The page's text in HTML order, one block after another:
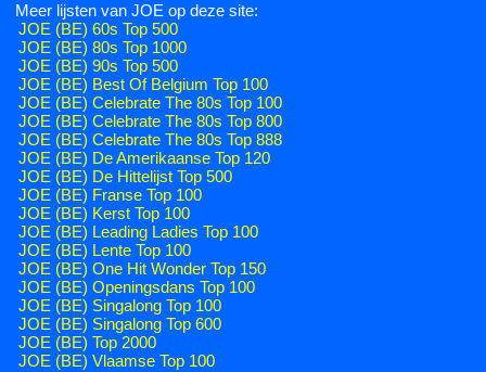
Meer lijsten van JOE op deze site:
JOE (BE) 60s Top 500
JOE (BE) 80s Top 1000
JOE (BE) 90s Top 500
JOE (BE) Best Of Belgium Top 100
JOE (BE) Celebrate The 80s Top 100
JOE (BE) Celebrate The 80s Top 800
JOE (BE) Celebrate The 80s Top 888
JOE (BE) De Amerikaanse Top 120
JOE (BE) De Hittelijst Top 500
JOE (BE) Franse Top 100
JOE (BE) Kerst Top 100
JOE (BE) Leading Ladies Top 100
JOE (BE) Lente Top 100
JOE (BE) One Hit Wonder Top 150
JOE (BE) Openingsdans Top 100
JOE (BE) Singalong Top 100
JOE (BE) Singalong Top 600
JOE (BE) Top 2000
JOE (BE) Vlaamse Top 100